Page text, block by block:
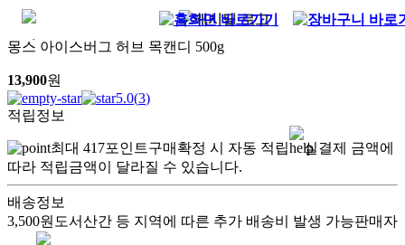
몽스 아이스버그 허브 목캔디 500g
13,900원
5.0(3)
적립정보
최대 417포인트구매확정 시 자동 적립
실결제 금액에
따라 적립금액이 달라질 수 있습니다.
배송정보
3,500원 도서산간 등 지역에 따른 추가 배송비 발생 가능판매자